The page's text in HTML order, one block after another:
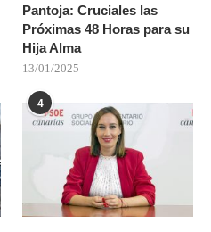
Pantoja: Cruciales las
Próximas 48 Horas para su
Hija Alma
13/01/2025
4